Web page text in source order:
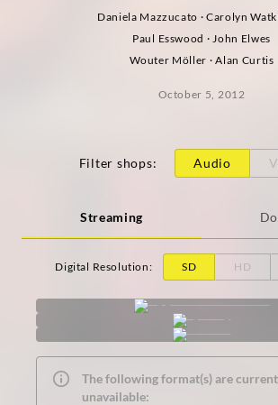
Daniela Mazzucato · Carolyn
Paul Esswood · John Elwes
Wouter Möller · Alan Curtis
October 5, 2012
Filter shops: Audio
Streaming
Digital Resolution: SD HD
The following format(s) are
unavailable: